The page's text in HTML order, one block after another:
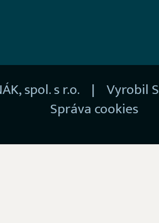
spol. s r.o. | Vyrobil
Správa cookies